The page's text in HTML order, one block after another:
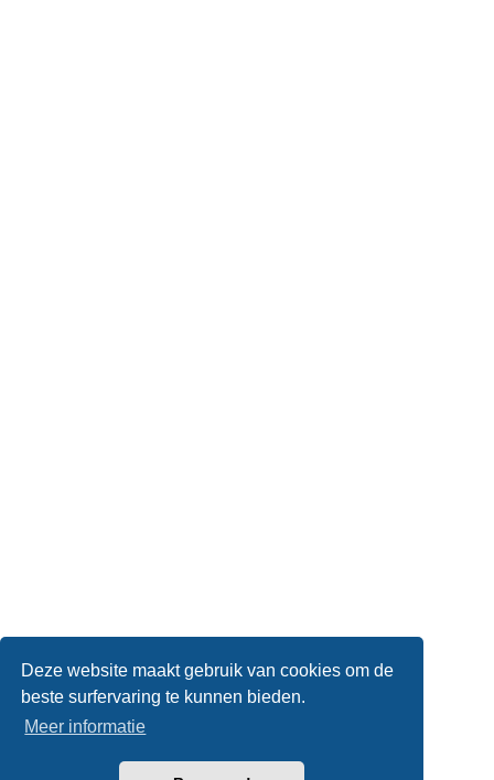
Deze website maakt gebruik van cookies om de
beste surfervaring te kunnen bieden.
Meer informatie